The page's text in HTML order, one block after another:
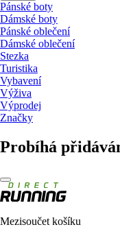
Pánské boty
Dámské boty
Pánské oblečení
Dámské oblečení
Stezka
Turistika
Vybavení
Výživa
Výprodej
Značky
Probíhá
Mezisoučet košíku